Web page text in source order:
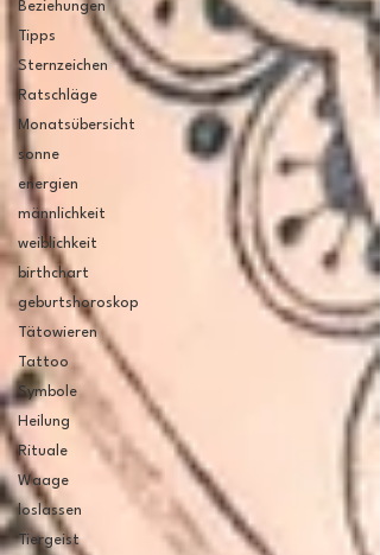
Beziehungen
Tipps
Sternzeichen
Ratschläge
Monatsübersicht
sonne
energien
männlichkeit
weiblichkeit
birthchart
geburtshoroskop
Tätowieren
Tattoo
Symbole
Heilung
Rituale
Waage
loslassen
Tiergeist